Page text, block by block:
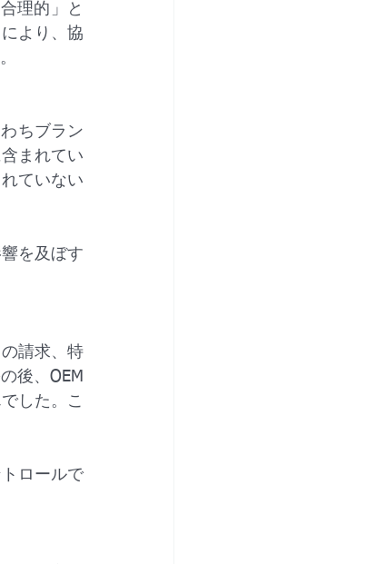
より、協
ちブラン
まれてい
ていない
を及ぼす
請求、特
後、OEM
した。こ
ロールで